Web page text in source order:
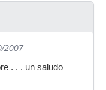
2007
. . . un saludo